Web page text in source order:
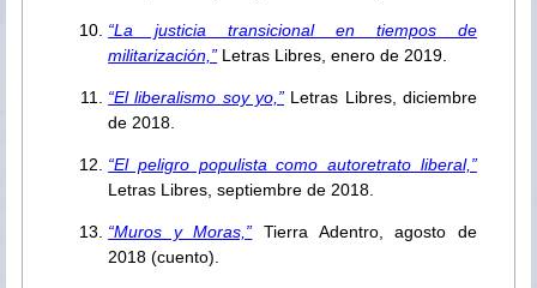
“La justicia transicional en tiempos de
militarización,” Letras Libres, enero de 2019.
“El liberalismo soy yo,” Letras Libres, diciembre
de 2018.
“El peligro populista como autoretrato liberal,”
Letras Libres, septiembre de 2018.
“Muros y Moras,” Tierra Adentro, agosto de
2018 (cuento).